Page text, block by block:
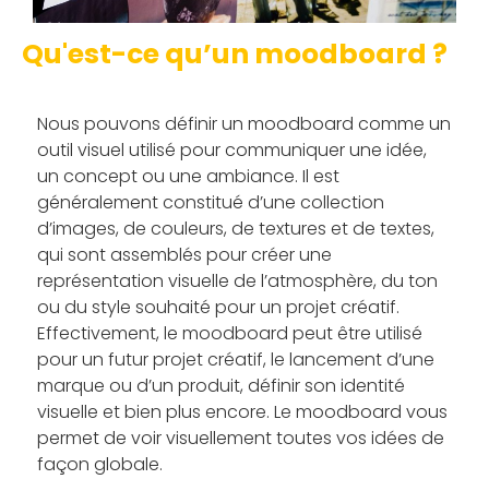
Qu'est-ce qu’un moodboard ?
Nous pouvons définir un moodboard comme un
outil visuel utilisé pour communiquer une idée,
un concept ou une ambiance. Il est
généralement constitué d’une collection
d’images, de couleurs, de textures et de textes,
qui sont assemblés pour créer une
représentation visuelle de l’atmosphère, du ton
ou du style souhaité pour un projet créatif.
Effectivement, le moodboard peut être utilisé
pour un futur projet créatif, le lancement d’une
marque ou d’un produit, définir son identité
visuelle et bien plus encore. Le moodboard vous
permet de voir visuellement toutes vos idées de
façon globale.